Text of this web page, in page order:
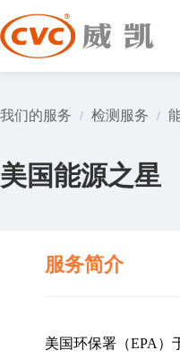
我们的服务 / 检测服务 /
美国能源之星
服务简介
美国环保署（EPA）